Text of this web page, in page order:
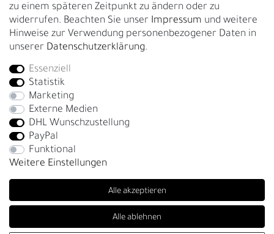
GESCHÄFTSKUNDEN & HÄNDLER
B2B Geschäftskunden
Bei Fragen wenden Sie sich direkt an unser Service-Team.
+4917663727338
Montag - Freitag, 09:00 - 14:00
info@fronhofer.com
Gürtelmanufaktur Fronhofer, 93053 Regensburg, Nelkenweg 3b
zu einem späteren Zeitpunkt zu ändern oder zu
widerrufen. Beachten Sie unser Impressum und weitere
Hinweise zur Verwendung personenbezogener Daten in
unserer Daten­schutz­erklärung.
Essenziell
Statistik
Marketing
Externe Medien
DHL Wunschzustellung
PayPal
Funktional
Weitere Einstellungen
Alle akzeptieren
Alle ablehnen